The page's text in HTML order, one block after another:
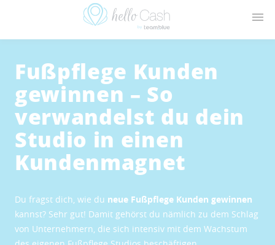
Fußpflege Kunden
gewinnen – So
verwandelst du dein
Studio in einen
Kundenmagnet
Du fragst dich, wie du neue Fußpflege Kunden gewinnen
kannst? Sehr gut! Damit gehörst du nämlich zu dem Schlag
von Unternehmern, die sich intensiv mit dem Wachstum